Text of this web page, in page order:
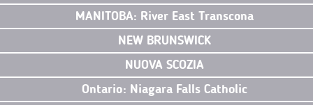
MANITOBA: River East Transcona
NEW BRUNSWICK
NUOVA SCOZIA
Ontario: Niagara Falls Catholic